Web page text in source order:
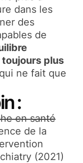
dans les
des
de
plus
ne fait que
:
en santé
de la
(2021)